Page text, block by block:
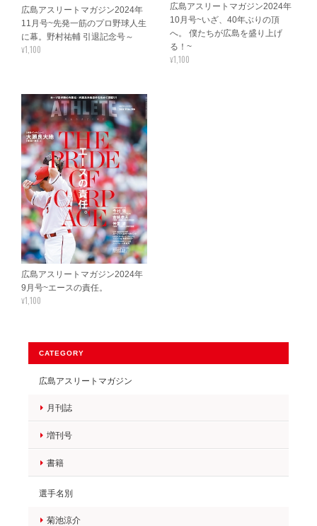
広島アスリートマガジン2024年
11月号~先発一筋のプロ野球人生
に幕。野村祐輔 引退記念号～
¥1,100
広島アスリートマガジン2024年
10月号~いざ、40年ぶりの頂
へ。 僕たちが広島を盛り上げ
る！~
¥1,100
広島アスリートマガジン2024年
9月号~エースの責任。
¥1,100
CATEGORY
広島アスリートマガジン
月刊誌
増刊号
書籍
選手名別
菊池涼介